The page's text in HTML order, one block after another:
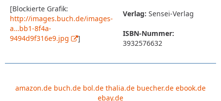
[Blockierte Grafik:
http://images.buch.de/images-
a…bb1-8f4a-
9494d9f316e9.jpg
]
Verlag: Sensei-Verlag
ISBN-Nummer:
3932576632
amazon.de buch.de bol.de thalia.de buecher.de ebook.de
ebay.de